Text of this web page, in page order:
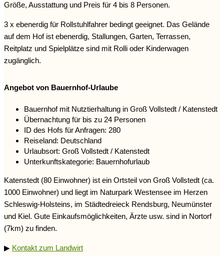
Größe, Ausstattung und Preis für 4 bis 8 Personen.
3 x ebenerdig für Rollstuhlfahrer bedingt geeignet. Das Gelände
auf dem Hof ist ebenerdig, Stallungen, Garten, Terrassen,
Reitplatz und Spielplätze sind mit Rolli oder Kinderwagen
zugänglich.
Angebot von Bauernhof-Urlaube
Bauernhof mit Nutztierhaltung in Groß Vollstedt / Katenstedt
Übernachtung für bis zu 24 Personen
ID des Hofs für Anfragen: 280
Reiseland: Deutschland
Urlaubsort: Groß Vollstedt / Katenstedt
Unterkunftskategorie: Bauernhofurlaub
Katenstedt (80 Einwohner) ist ein Ortsteil von Groß Vollstedt (ca.
1000 Einwohner) und liegt im Naturpark Westensee im Herzen
Schleswig-Holsteins, im Städtedreieck Rendsburg, Neumünster
und Kiel. Gute Einkaufsmöglichkeiten, Ärzte usw. sind in Nortorf
(7km) zu finden.
▶ Kontakt zum Landwirt